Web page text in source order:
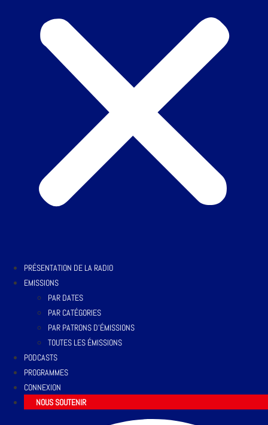
PRÉSENTATION DE LA RADIO
EMISSIONS
PAR DATES
PAR CATÉGORIES
PAR PATRONS D’ÉMISSIONS
TOUTES LES ÉMISSIONS
PODCASTS
PROGRAMMES
CONNEXION
NOUS SOUTENIR